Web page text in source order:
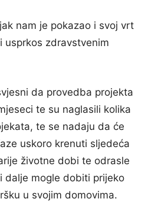
nam je pokazao i svoj vrt
usprkos zdravstvenim
da provedba projekta
te su naglasili kolika
te se nadaju da će
uskoro krenuti sljedeća
životne dobi te odrasle
dalje mogle dobiti prijeko
u svojim domovima.